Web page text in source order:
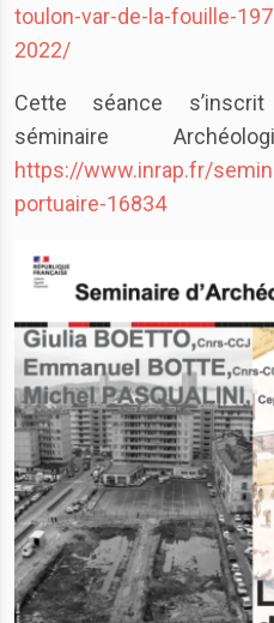
toulon-var-de-la-fouille-
2022/
Cette séance
séminaire
https://www.inrap.fr/
portuaire-16834